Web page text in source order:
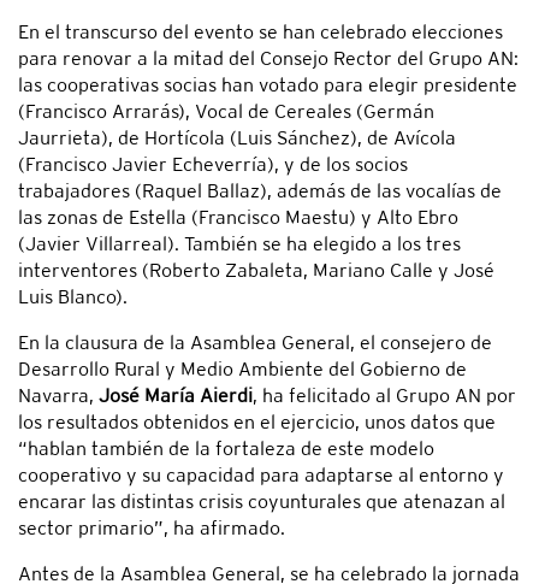
En el transcurso del evento se han celebrado elecciones
para renovar a la mitad del Consejo Rector del Grupo AN:
las cooperativas socias han votado para elegir presidente
(Francisco Arrarás), Vocal de Cereales (Germán
Jaurrieta), de Hortícola (Luis Sánchez), de Avícola
(Francisco Javier Echeverría), y de los socios
trabajadores (Raquel Ballaz), además de las vocalías de
las zonas de Estella (Francisco Maestu) y Alto Ebro
(Javier Villarreal). También se ha elegido a los tres
interventores (Roberto Zabaleta, Mariano Calle y José
Luis Blanco).
En la clausura de la Asamblea General, el consejero de
Desarrollo Rural y Medio Ambiente del Gobierno de
Navarra, José María Aierdi, ha felicitado al Grupo AN por
los resultados obtenidos en el ejercicio, unos datos que
“hablan también de la fortaleza de este modelo
cooperativo y su capacidad para adaptarse al entorno y
encarar las distintas crisis coyunturales que atenazan al
sector primario”, ha afirmado.
Antes de la Asamblea General, se ha celebrado la jornada